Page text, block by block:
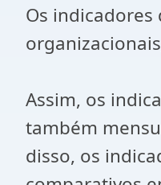
Os
Assim, os
também
disso, os